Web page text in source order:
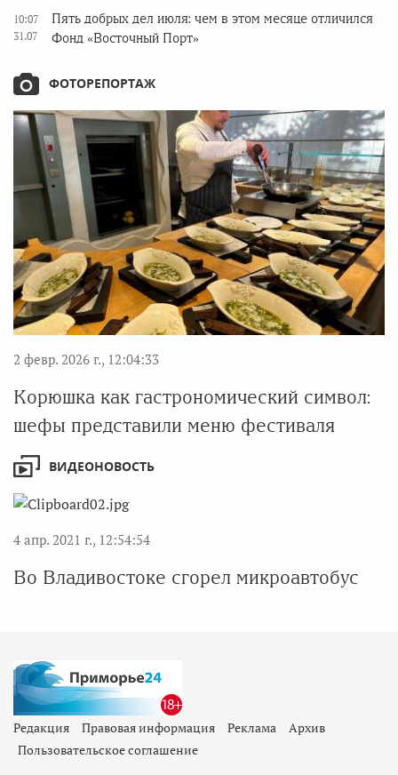
10:07
31.07
Пять добрых дел июля: чем в этом месяце отличился
Фонд «Восточный Порт»
ФОТОРЕПОРТАЖ
2 февр. 2026 г., 12:04:33
Корюшка как гастрономический символ:
шефы представили меню фестиваля
ВИДЕОНОВОСТЬ
4 апр. 2021 г., 12:54:54
Во Владивостоке сгорел микроавтобус
Редакция Правовая информация Реклама
Архив
Пользовательское соглашение